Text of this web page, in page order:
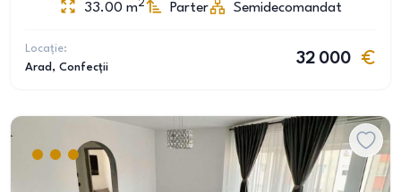
33.00 m2 Parter Semidecomandat
Locație:
Arad , Confecții
32 000